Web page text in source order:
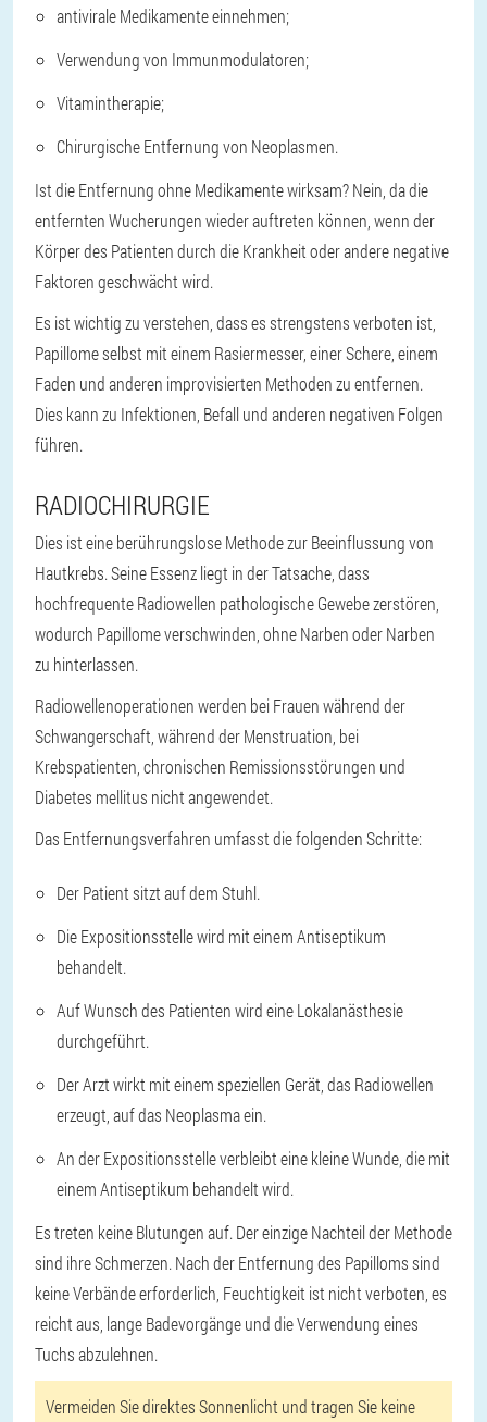
antivirale Medikamente einnehmen;
Verwendung von Immunmodulatoren;
Vitamintherapie;
Chirurgische Entfernung von Neoplasmen.
Ist die Entfernung ohne Medikamente wirksam? Nein, da die
entfernten Wucherungen wieder auftreten können, wenn der
Körper des Patienten durch die Krankheit oder andere negative
Faktoren geschwächt wird.
Es ist wichtig zu verstehen, dass es strengstens verboten ist,
Papillome selbst mit einem Rasiermesser, einer Schere, einem
Faden und anderen improvisierten Methoden zu entfernen.
Dies kann zu Infektionen, Befall und anderen negativen Folgen
führen.
RADIOCHIRURGIE
Dies ist eine berührungslose Methode zur Beeinflussung von
Hautkrebs. Seine Essenz liegt in der Tatsache, dass
hochfrequente Radiowellen pathologische Gewebe zerstören,
wodurch Papillome verschwinden, ohne Narben oder Narben
zu hinterlassen.
Radiowellenoperationen werden bei Frauen während der
Schwangerschaft, während der Menstruation, bei
Krebspatienten, chronischen Remissionsstörungen und
Diabetes mellitus nicht angewendet.
Das Entfernungsverfahren umfasst die folgenden Schritte:
Der Patient sitzt auf dem Stuhl.
Die Expositionsstelle wird mit einem Antiseptikum
behandelt.
Auf Wunsch des Patienten wird eine Lokalanästhesie
durchgeführt.
Der Arzt wirkt mit einem speziellen Gerät, das Radiowellen
erzeugt, auf das Neoplasma ein.
An der Expositionsstelle verbleibt eine kleine Wunde, die mit
einem Antiseptikum behandelt wird.
Es treten keine Blutungen auf. Der einzige Nachteil der Methode
sind ihre Schmerzen. Nach der Entfernung des Papilloms sind
keine Verbände erforderlich, Feuchtigkeit ist nicht verboten, es
reicht aus, lange Badevorgänge und die Verwendung eines
Tuchs abzulehnen.
Vermeiden Sie direktes Sonnenlicht und tragen Sie keine